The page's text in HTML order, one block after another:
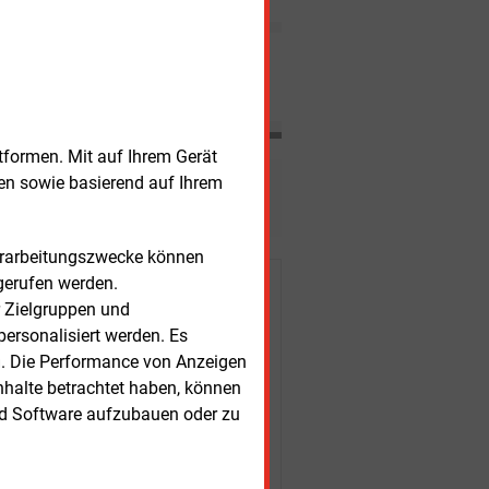
Mit auf Ihrem Gerät
sowie basierend auf Ihrem
können
werden.
und
werden. Es
Performance von Anzeigen
betrachtet haben, können
Software aufzubauen oder zu
Kunden